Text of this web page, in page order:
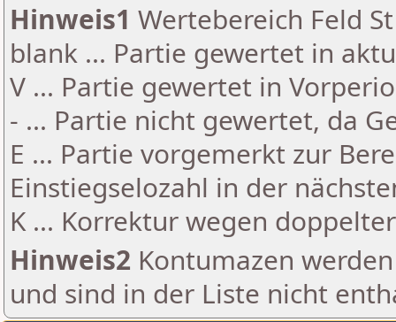
Hinweis1 Wertebereich Feld
blank ... Partie gewertet in
V ... Partie gewertet in
- ... Partie nicht gewertet, da
E ... Partie vorgemerkt zur
Einstiegselozahl in der
K ... Korrektur wegen
Hinweis2 Kontumazen
und sind in der Liste nicht